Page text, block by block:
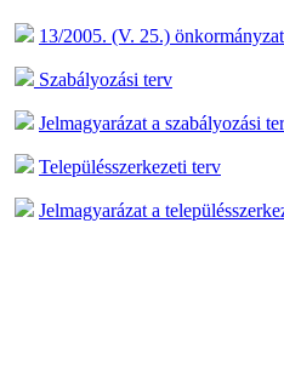
13/2005. (V. 25.)
Szabályozási terv
Jelmagyarázat a szabályozási
Településszerkezeti terv
Jelmagyarázat a